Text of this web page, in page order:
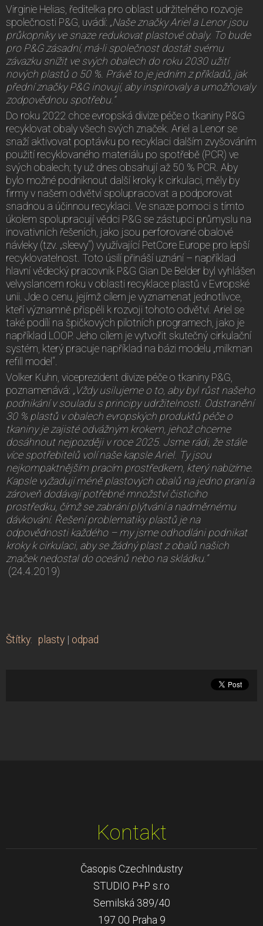
Virginie Helias, ředitelka pro oblast udržitelného rozvoje
společnosti P&G, uvádí: „Naše značky Ariel a Lenor jsou
průkopníky ve snaze redukovat plastové obaly. To bude
pro P&G zásadní, má-li společnost dostát svému
závazku snížit ve svých obalech do roku 2030 užití
nových plastů o 50 %. Právě to je jedním z příkladů, jak
přední značky P&G inovují, aby inspirovaly a umožňovaly
zodpovědnou spotřebu.”
Do roku 2022 chce evropská divize péče o tkaniny P&G
recyklovat obaly všech svých značek. Ariel a Lenor se
snaží aktivovat poptávku po recyklaci dalším zvyšováním
použití recyklovaného materiálu po spotřebě (PCR) ve
svých obalech; ty už dnes obsahují až 50 % PCR. Aby
bylo možné podniknout další kroky k cirkulaci, měly by
firmy v našem odvětví spolupracovat a podporovat
snadnou a účinnou recyklaci. Ve snaze pomoci s tímto
úkolem spolupracují vědci P&G se zástupci průmyslu na
inovativních řešeních, jako jsou perforované obalové
návleky (tzv. „sleevy“) využívající PetCore Europe pro lepší
recyklovatelnost. Toto úsilí přináší uznání – například
hlavní vědecký pracovník P&G Gian De Belder byl vyhlášen
velvyslancem roku v oblasti recyklace plastů v Evropské
unii. Jde o cenu, jejímž cílem je vyznamenat jednotlivce,
kteří významně přispěli k rozvoji tohoto odvětví. Ariel se
také podílí na špičkových pilotních programech, jako je
například LOOP. Jeho cílem je vytvořit skutečný cirkulační
systém, který pracuje například na bázi modelu „milkman
refill model“.
Volker Kuhn, viceprezident divize péče o tkaniny P&G,
poznamenává: „Vždy usilujeme o to, aby byl růst našeho
podnikání v souladu s principy udržitelnosti. Odstranění
30 % plastů v obalech evropských produktů péče o
tkaniny je zajisté odvážným krokem, jehož chceme
dosáhnout nejpozději v roce 2025. Jsme rádi, že stále
více spotřebitelů volí naše kapsle Ariel. Ty jsou
nejkompaktnějším pracím prostředkem, který nabízíme.
Kapsle vyžadují méně plastových obalů na jedno praní a
zároveň dodávají potřebné množství čisticího
prostředku, čímž se zabrání plýtvání a nadměrnému
dávkování. Řešení problematiky plastů je na
odpovědnosti každého – my jsme odhodláni podnikat
kroky k cirkulaci, aby se žádný plast z obalů našich
značek nedostal do oceánů nebo na skládku.“
(24.4.2019)
Štítky: plasty | odpad
Kontakt
Časopis CzechIndustry
STUDIO P+P s.r.o
Semilská 389/40
197 00 Praha 9